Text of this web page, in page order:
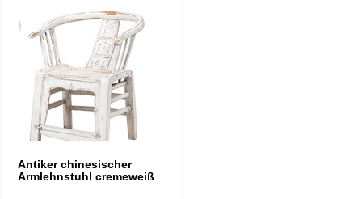
Antiker chinesischer
Armlehnstuhl cremeweiß